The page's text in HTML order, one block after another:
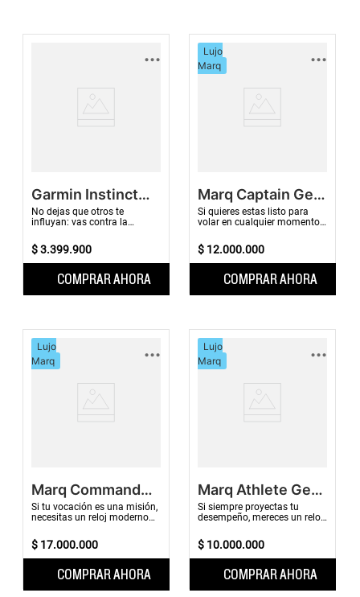
...
Garmin Instinct
Crossover
No dejas que otros te
influyan: vas contra la
híbrido resistente que te hace
lo mismo ...
$3.399.900
COMPRAR AHORA
...
Lujo
Marq
Marq Captain Gen
2
Si quieres estas listo para
volar en cualquier momento,
de lujo y con una
construcción de ti...
$ 12.000.000
COMPRAR AHORA
...
Lujo
Marq
Marq Commander
Gen 2 Carbon
Si tu vocación es una misión,
necesitas un reloj moderno
fabricada con fibra de
carbono fundida ...
$ 17.000.000
COMPRAR AHORA
...
Lujo
Marq
Marq Athlete Gen
2
Si siempre proyectas tu
desempeño, mereces un reloj
construcción de titanio de
grado 5, panta...
$ 10.000.000
COMPRAR AHORA